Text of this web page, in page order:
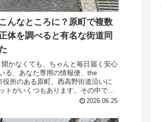
んなところに？原町で複数
体を調べると有名な街道同
かなくても、ちゃんと毎日届く安心
る、あなた専用の情報便、the
のある原町、西高野街道沿いに
トがいくつもあります。その中でも
2026.06.25